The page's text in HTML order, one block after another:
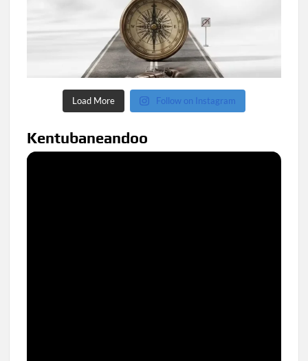
Load More Follow on Instagram
Kentubaneandoo